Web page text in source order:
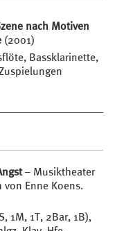
nach Motiven
(2001)
Bassklarinette,
– Musiktheater
Enne Koens.
1M, 1T, 2Bar, 1B),